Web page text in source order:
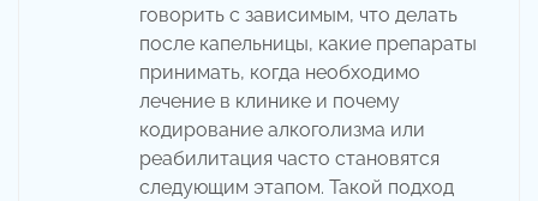
говорить с зависимым, что делать
после капельницы, какие препараты
принимать, когда необходимо
лечение в клинике и почему
кодирование алкоголизма или
реабилитация часто становятся
следующим этапом. Такой подход